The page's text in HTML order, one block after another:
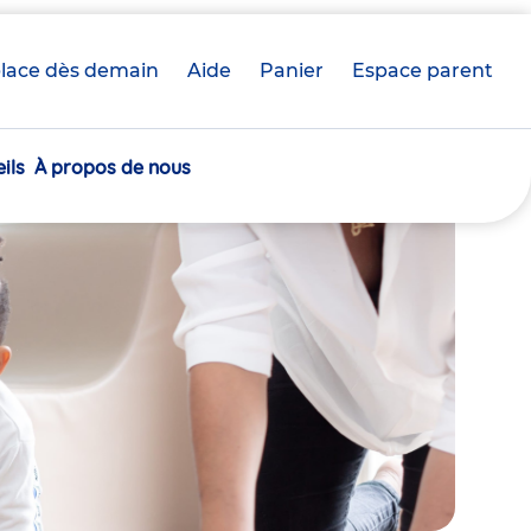
dès demain Aide Panier crèche(s)
Espace parent
À propos de nous